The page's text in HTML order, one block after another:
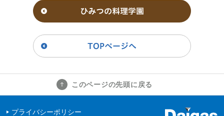
このページの先頭に戻る
プライバシーポリシー